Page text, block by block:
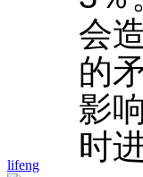
lifeng
会
的
影
时